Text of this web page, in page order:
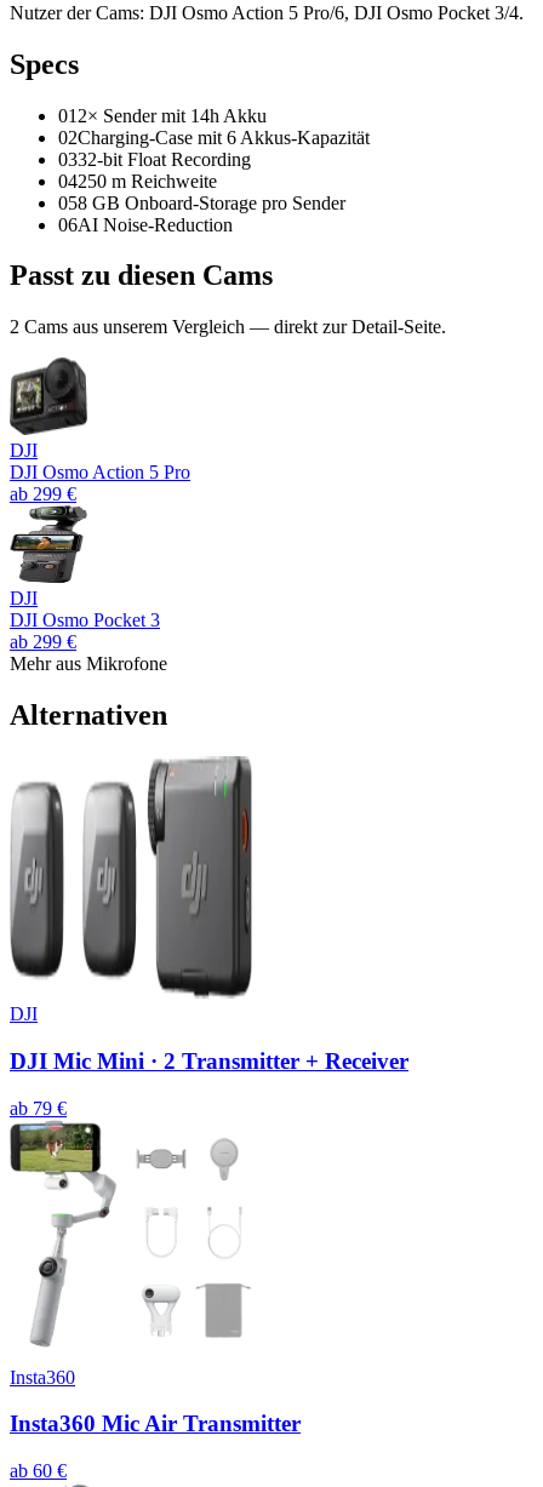
Nutzer der Cams: DJI Osmo Action 5 Pro/6, DJI Osmo Pocket 3/4.
Specs
01 2× Sender mit 14h Akku
02Charging-Case mit 6 Akkus-Kapazität
0332-bit Float Recording
04250 m Reichweite
058 GB Onboard-Storage pro Sender
06AI Noise-Reduction
Passt zu diesen Cams
2 Cams aus unserem Vergleich — direkt zur Detail-Seite.
DJI
DJI Osmo Action 5 Pro
ab 299 €
DJI
DJI Osmo Pocket 3
ab 299 €
Mehr aus Mikrofone
Alternativen
DJI
DJI Mic Mini · 2 Transmitter + Receiver
ab 79 €
Insta360
Insta360 Mic Air Transmitter
ab 60 €